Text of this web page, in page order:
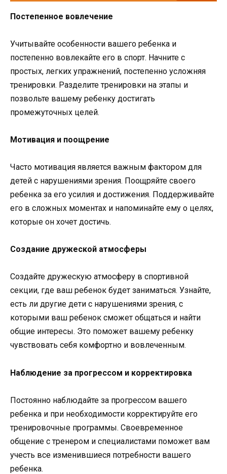
Постепенное вовлечение
Учитывайте особенности вашего ребенка и
постепенно вовлекайте его в спорт. Начните с
простых, легких упражнений, постепенно усложняя
тренировки. Разделите тренировки на этапы и
позвольте вашему ребенку достигать
промежуточных целей.
Мотивация и поощрение
Часто мотивация является важным фактором для
детей с нарушениями зрения. Поощряйте своего
ребенка за его усилия и достижения. Поддерживайте
его в сложных моментах и напоминайте ему о целях,
которые он хочет достичь.
Создание дружеской атмосферы
Создайте дружескую атмосферу в спортивной
секции, где ваш ребенок будет заниматься. Узнайте,
есть ли другие дети с нарушениями зрения, с
которыми ваш ребенок сможет общаться и найти
общие интересы. Это поможет вашему ребенку
чувствовать себя комфортно и вовлеченным.
Наблюдение за прогрессом и корректировка
Постоянно наблюдайте за прогрессом вашего
ребенка и при необходимости корректируйте его
тренировочные программы. Своевременное
общение с тренером и специалистами поможет вам
учесть все изменившиеся потребности вашего
ребенка.